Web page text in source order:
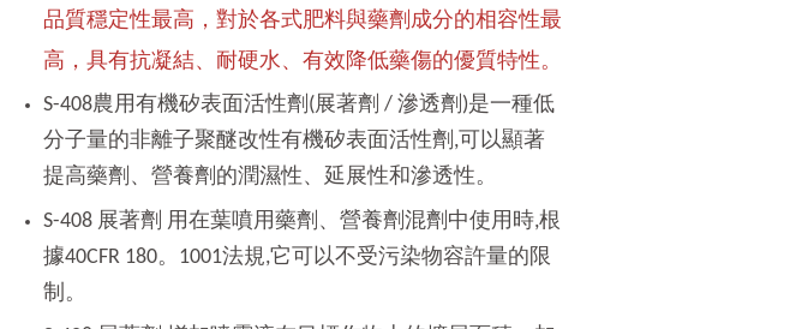
品質穩定性最高，對於各式肥料與藥劑成分的相容性最
高，具有抗凝結、耐硬水、有效降低藥傷的優質特性。
S-408農用有機矽表面活性劑(展著劑 / 滲透劑)是一種低
分子量的非離子聚醚改性有機矽表面活性劑,可以顯著
提高藥劑、營養劑的潤濕性、延展性和滲透性。
S-408 展著劑 用在葉噴用藥劑、營養劑 混劑中使用時,根
據40CFR 180。1001法規,它可以不受污染物容許量的限
制。